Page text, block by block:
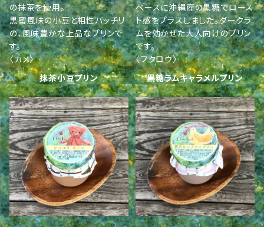
の抹茶を使用。
黒蜜風味の小豆と相性バッチリ
の、風味豊かな上品なプリンで
す。
〈カメ〉
抹茶小豆プリン
ベースに沖縄産の黒糖でロース
ト感をプラスしました。ダークラ
ムを効かせた大人向けのプリン
です。
〈フクロウ〉
黒糖ラムキャラメルプリン